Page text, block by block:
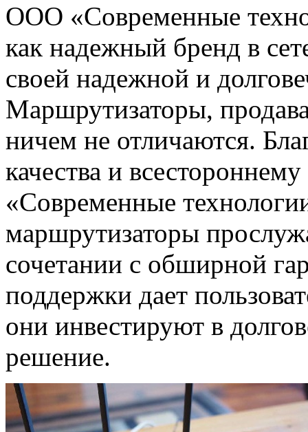
ООО «Современные
как надежный бренд в
своей надежной и
Маршрутизаторы,
ничем не отличаются.
качества и
«Современные
маршрутизаторы
сочетании с обширной
поддержки дает
они инвестируют в
решение.